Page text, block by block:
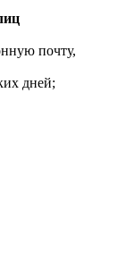
почту,
дней;